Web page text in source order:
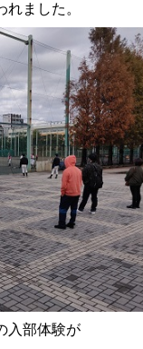
ました。
入部体験が